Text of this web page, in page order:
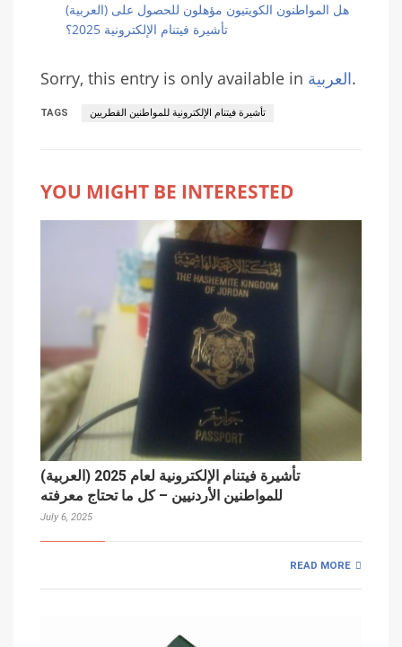
(العربية) هل المواطنون الكويتيون مؤهلون للحصول على
تأشيرة فيتنام الإلكترونية 2025؟
Sorry, this entry is only available in العربية.
TAGS تأشيرة فيتنام الإلكترونية للمواطنين القطريين
YOU MIGHT BE INTERESTED
(العربية) تأشيرة فيتنام الإلكترونية لعام 2025
للمواطنين الأردنيين – كل ما تحتاج معرفته
July 6, 2025
READ MORE